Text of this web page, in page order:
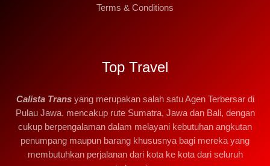
Terms & Conditions
Top Travel
Calista Transyang merupakan salah satu Agen Terbersar di
Pulau Jawa. mencakup rute Sumatra, Jawa dan Bali, dengan
cukup berpengalaman dalam melayani kebutuhan angkutan
penumpang maupun barang khususnya bagi mereka yang
membutuhkan perjalanan dari kota ke kota dari seluruh